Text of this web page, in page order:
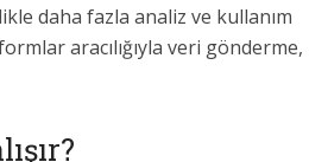
daha fazla analiz ve kullanım
aracılığıyla veri gönderme,